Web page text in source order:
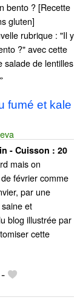
bento ? [Recette
gluten]
rubrique : "Il y
?" avec cette
salade de lentilles
fumé et kale
- Cuisson : 20
mais on
février comme
par une
et
blog illustrée par
cette
-